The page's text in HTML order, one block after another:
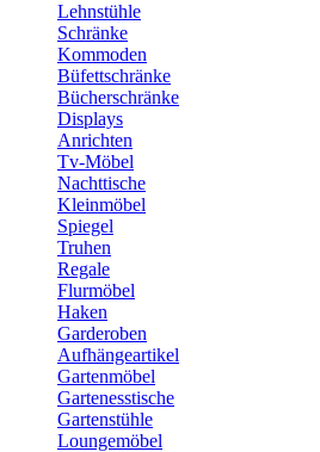
Lehnstühle
Schränke
Kommoden
Büfettschränke
Bücherschränke
Displays
Anrichten
Tv-Möbel
Nachttische
Kleinmöbel
Spiegel
Truhen
Regale
Flurmöbel
Haken
Garderoben
Aufhängeartikel
Gartenmöbel
Gartenesstische
Gartenstühle
Loungemöbel